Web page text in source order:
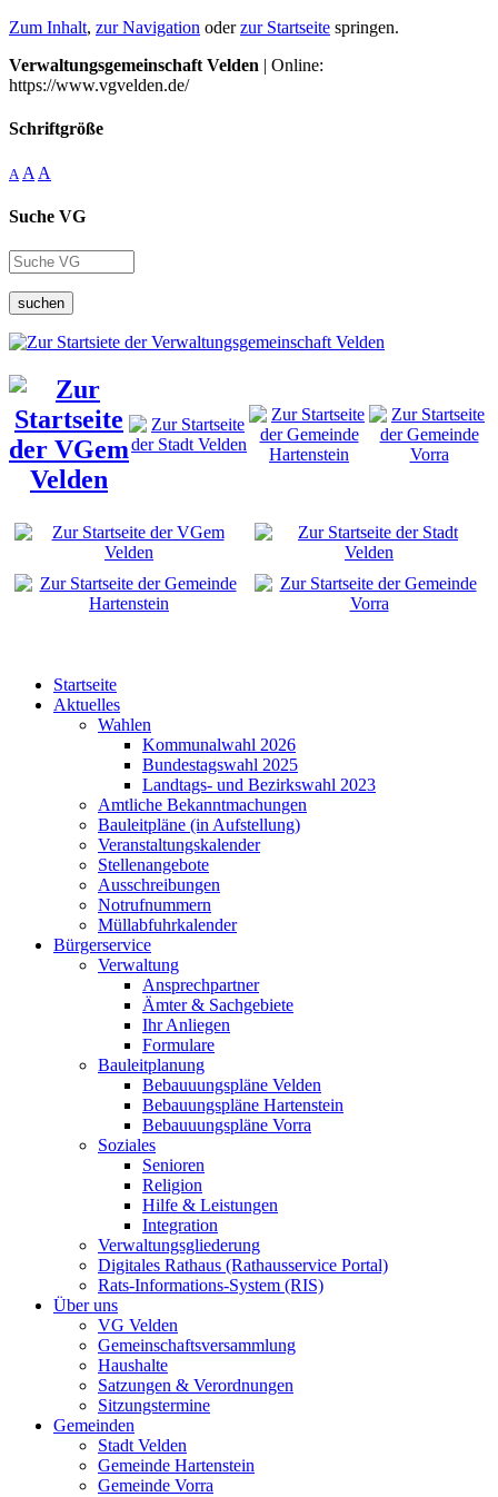
Zum Inhalt, zur Navigation oderzur Startseite springen.
Verwaltungsgemeinschaft Velden | Online:
https://www.vgvelden.de/
Schriftgröße
A A A
Suche VG
suchen
Startseite
Aktuelles
Wahlen
Kommunalwahl 2026
Bundestagswahl 2025
Landtags- und Bezirkswahl 2023
Amtliche Bekanntmachungen
Bauleitpläne (in Aufstellung)
Veranstaltungskalender
Stellenangebote
Ausschreibungen
Notrufnummern
Müllabfuhrkalender
Bürgerservice
Verwaltung
Ansprechpartner
Ämter & Sachgebiete
Ihr Anliegen
Formulare
Bauleitplanung
Bebauuungspläne Velden
Bebauungspläne Hartenstein
Bebauuungspläne Vorra
Soziales
Senioren
Religion
Hilfe & Leistungen
Integration
Verwaltungsgliederung
Digitales Rathaus (Rathausservice Portal)
Rats-Informations-System (RIS)
Über uns
VG Velden
Gemeinschaftsversammlung
Haushalte
Satzungen & Verordnungen
Sitzungstermine
Gemeinden
Stadt Velden
Gemeinde Hartenstein
Gemeinde Vorra